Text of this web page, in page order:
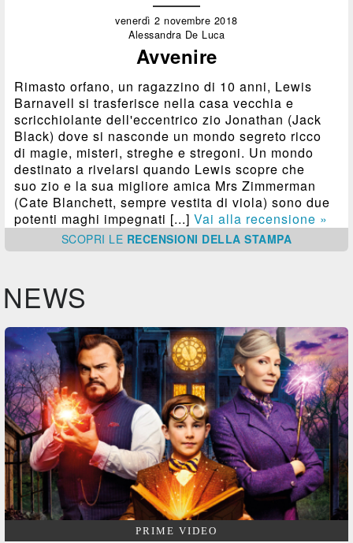
venerdì 2 novembre 2018
Alessandra De Luca
Avvenire
Rimasto orfano, un ragazzino di 10 anni, Lewis
Barnavell si trasferisce nella casa vecchia e
scricchiolante dell'eccentrico zio Jonathan (Jack
Black) dove si nasconde un mondo segreto ricco
di magie, misteri, streghe e stregoni. Un mondo
destinato a rivelarsi quando Lewis scopre che
suo zio e la sua migliore amica Mrs Zimmerman
(Cate Blanchett, sempre vestita di viola) sono due
potenti maghi impegnati [...]Vai alla recensione »
SCOPRI LE RECENSIONI DELLA STAMPA
NEWS
PRIME VIDEO